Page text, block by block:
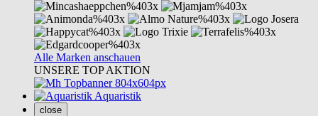
Alle Marken anschauen
UNSERE TOP AKTION
Aquaristik
close